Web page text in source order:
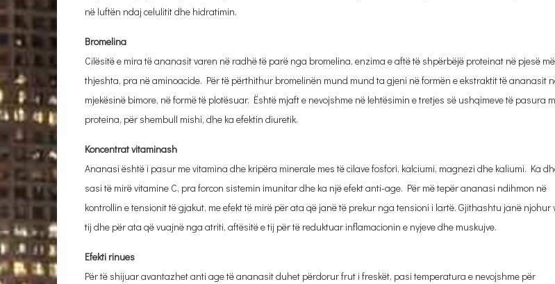
në luftën ndaj celulitit dhe hidratimin.
Bromelina
Cilësitë e mira të ananasit varen në radhë të parë nga bromelina, enzima e aftë të shpërbëjë proteinat në pjesë
thjeshta, pra në aminoacide. Për të përthithur bromelinën mund mund ta gjeni në formën e ekstraktit të ananasit
mjekësinë bimore, në formë të plotësuar. Është mjaft e nevojshme në lehtësimin e tretjes së ushqimeve të pasura
proteina, për shembull mishi, dhe ka efektin diuretik.
Koncentrat vitaminash
Ananasi është i pasur me vitamina dhe kripëra minerale mes të cilave fosfori, kalciumi, magnezi dhe kaliumi. Ka
sasi të mirë vitamine C, pra forcon sistemin imunitar dhe ka një efekt anti-age. Për më tepër ananasi ndihmon në
kontrollin e tensionit të gjakut, me efekt të mirë për ata që janë të prekur nga tensioni i lartë. Gjithashtu janë njohur
tij dhe për ata që vuajnë nga atriti, aftësitë e tij për të reduktuar inflamacionin e nyjeve dhe muskujve.
Efekti rinues
Për të shijuar avantazhet anti age të ananasit duhet përdorur frut i freskët, pasi temperatura e nevojshme për